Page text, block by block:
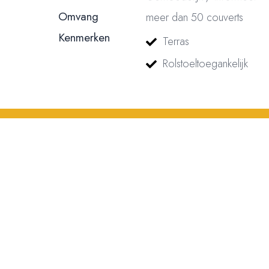
Omvang meer dan 50 couverts
Kenmerken
Terras
Rolstoeltoegankelijk
© 2023, 2024, 2025, 2026 – Alle rechten voorbehouden/ All rights